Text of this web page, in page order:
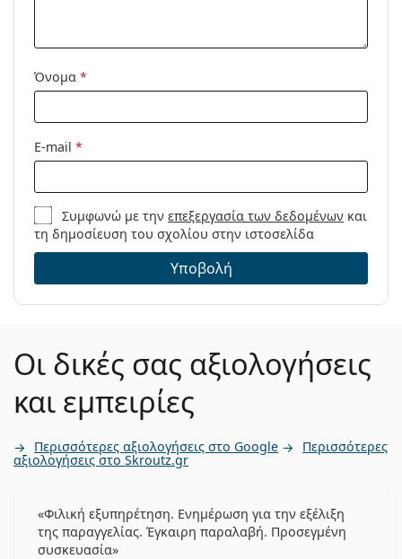
Όνομα *
E-mail *
Συμφωνώ με τηνεπεξεργασία των δεδομένων και
τη δημοσίευση του σχολίου στην ιστοσελίδα
Υποβολή
Οι δικές σας αξιολογήσεις
και εμπειρίες
Περισσότερες αξιολογήσεις στο Google Περισσότερες
αξιολογήσεις στο Skroutz.gr
Φιλική εξυπηρέτηση. Ενημέρωση για την εξέλιξη
της παραγγελίας. Έγκαιρη παραλαβή. Προσεγμένη
συσκευασία